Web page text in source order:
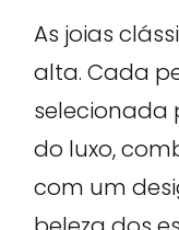
As joias
alta. Cada
selecionada
do luxo,
com um